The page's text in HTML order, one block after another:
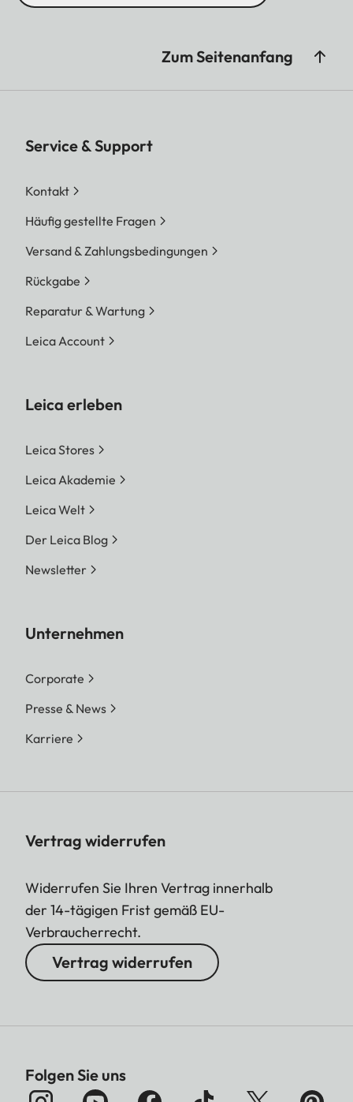
Zum Seitenanfang
Service & Support
Kontakt
Häufig gestellte Fragen
Versand & Zahlungsbedingungen
Rückgabe
Reparatur & Wartung
Leica Account
Leica erleben
Leica Stores
Leica Akademie
Leica Welt
Der Leica Blog
Newsletter
Unternehmen
Corporate
Presse & News
Karriere
Vertrag widerrufen
Widerrufen Sie Ihren Vertrag innerhalb
der 14-tägigen Frist gemäß EU-
Verbraucherrecht.
Vertrag widerrufen
Folgen Sie uns